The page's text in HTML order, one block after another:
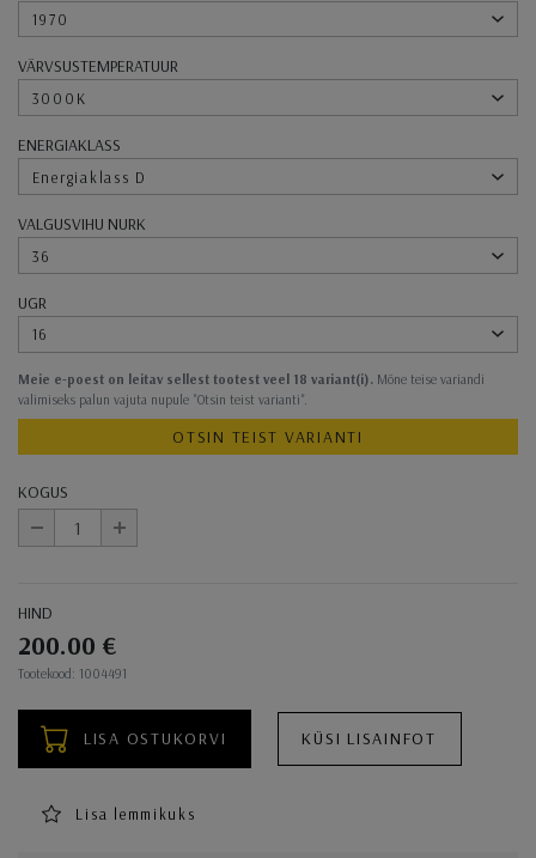
1970
VÄRVSUSTEMPERATUUR
3000K
ENERGIAKLASS
Energiaklass D
VALGUSVIHU NURK
36
UGR
16
Meie e-poest on leitav sellest tootest veel 18 variant(i). Mõne teise variandi
valimiseks palun vajuta nupule "Otsin teist varianti".
OTSIN TEIST VARIANTI
KOGUS
+
Ostukorvi toimingud
HIND
200.00 €
Tootekood: 1004491
LISA OSTUKORVI KÜSI LISAINFOT
Lisa lemmikuks